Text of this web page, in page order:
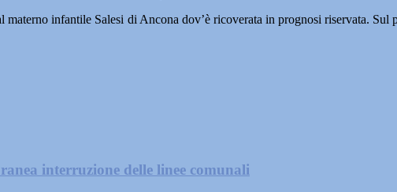
infantile Salesi di Ancona dov’è ricoverata in prognosi riservata.
interruzione delle linee comunali